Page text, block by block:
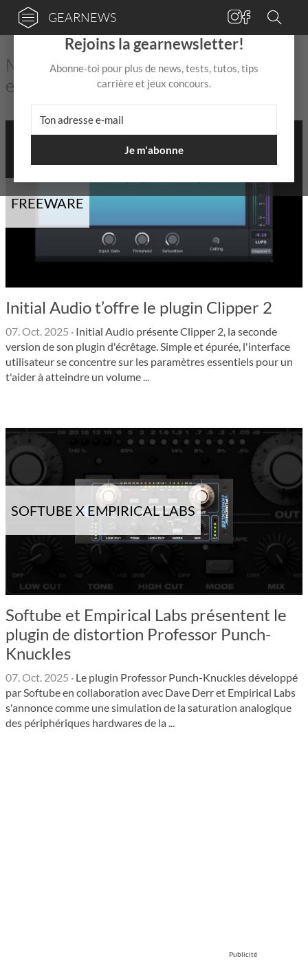
GEARNEWS
Matériel musical : actualités, rumeurs
et conseils
FREEWARE
Initial Audio t’offre le plugin Clipper 2
07. Oct. 2025 · Initial Audio présente Clipper 2, la seconde
version de son plugin d'écrêtage. Simple et épurée, l'interface
utilisateur se concentre sur les paramètres essentiels pour un
t'aider à atteindre un volume ...
SOFTUBE X EMPIRICAL LABS
Softube et Empirical Labs présentent le
plugin de distortion Professor Punch-
Knuckles
07. Oct. 2025 · Le plugin Professor Punch-Knuckles développé
par Softube en collaboration avec Dave Derr et Empirical Labs
s'annonce comme une simulation de la saturation analogique
des périphériques hardwares de la ...
Publicité
×
Rejoins la gearnewsletter!
Abonne-toi pour plus de news, tests, tutos, tips
carrière et jeux concours.
Je m'abonne